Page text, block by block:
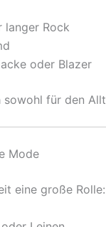
langer Rock
oder Blazer
für den
Mode
eine große Rolle: